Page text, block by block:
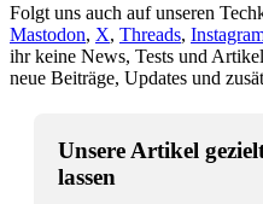
Folgt uns auch auf unseren
Mastodon, X, Threads,
ihr keine News, Tests und
neue Beiträge, Updates und
Unsere Artikel
lassen